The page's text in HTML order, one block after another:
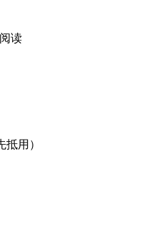
读
抵用）